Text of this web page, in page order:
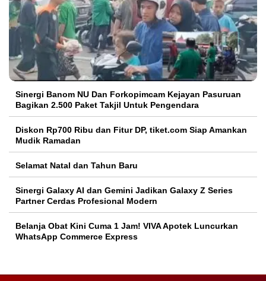
Sinergi Banom NU Dan Forkopimcam Kejayan Pasuruan
Bagikan 2.500 Paket Takjil Untuk Pengendara
Diskon Rp700 Ribu dan Fitur DP, tiket.com Siap Amankan
Mudik Ramadan
Selamat Natal dan Tahun Baru
Sinergi Galaxy AI dan Gemini Jadikan Galaxy Z Series
Partner Cerdas Profesional Modern
Belanja Obat Kini Cuma 1 Jam! VIVA Apotek Luncurkan
WhatsApp Commerce Express